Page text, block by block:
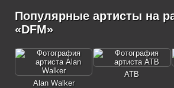
Популярные артисты на
«DFM»
Alan Walker
ATB